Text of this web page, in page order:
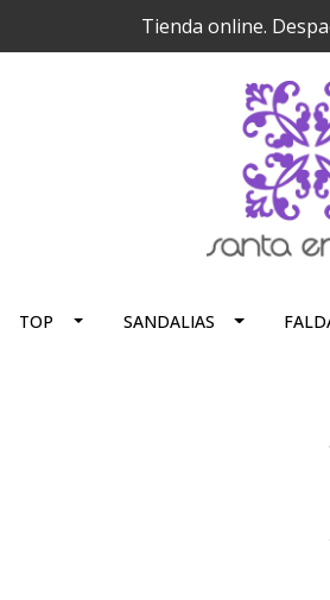
Tienda online.
TOP SANDALIAS